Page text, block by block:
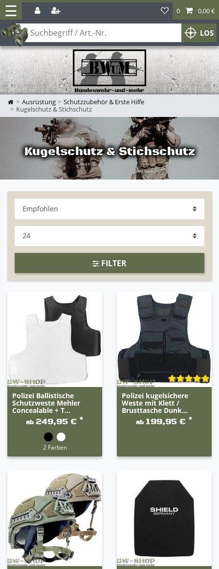
☰
LOS
0 0,00 €
Ausrüstung
Schutzzubehör & Erste Hilfe
Kugelschutz & Stichschutz
Kugelschutz & Stichschutz
FILTER
Polizei Ballistische
Schutzweste Mehler
Concealable + T...
ab 249,95 € *
2 Farben
Polizei kugelsichere
Weste mit Klett /
Brusttasche Dunk...
ab 199,95 € *